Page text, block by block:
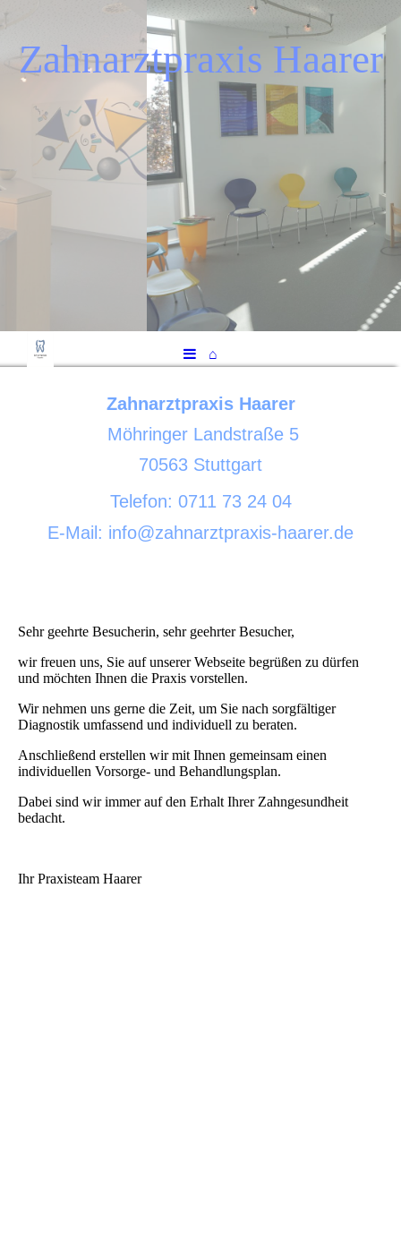
Zahnarztpraxis Haarer
⌂
Zahnarztpraxis Haarer
Möhringer Landstraße 5
70563 Stuttgart
Telefon: 0711 73 24 04
E-Mail: info@zahnarztpraxis-haarer.de
Sehr geehrte Besucherin, sehr geehrter Besucher,
wir freuen uns, Sie auf unserer Webseite begrüßen zu dürfen
und möchten Ihnen die Praxis vorstellen.
Wir nehmen uns gerne die Zeit, um Sie nach sorgfältiger
Diagnostik umfassend und individuell zu beraten.
Anschließend erstellen wir mit Ihnen gemeinsam einen
individuellen Vorsorge- und Behandlungsplan.
Dabei sind wir immer auf den Erhalt Ihrer Zahngesundheit
bedacht.
Ihr Praxisteam Haarer